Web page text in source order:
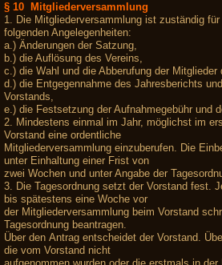
§ 10 Mitgliederversammlung
1. Die Mitgliederversammlung ist zuständig
folgenden Angelegenheiten:
a.) Änderungen der Satzung,
b.) die Auflösung des Vereins,
c.) die Wahl und die Abberufung der Mitglieder
d.) die Entgegennahme des Jahresberichts
Vorstands,
e.) die Festsetzung der Aufnahmegebühr und
2. Mindestens einmal im Jahr, möglichst im
Vorstand eine ordentliche
Mitgliederversammlung einzuberufen. Die
unter Einhaltung einer Frist von
zwei Wochen und unter Angabe der
3. Die Tagesordnung setzt der Vorstand fest.
bis spätestens eine Woche vor
der Mitgliederversammlung beim Vorstand
Tagesordnung beantragen.
Über den Antrag entscheidet der Vorstand.
die vom Vorstand nicht